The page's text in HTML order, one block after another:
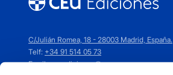
C/Julián Romea, 18 - 28003 Madrid, España.
Telf: +34 91 514 05 73
Email:ceuediciones@ceu.es